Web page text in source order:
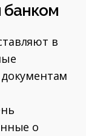
банком
в
о